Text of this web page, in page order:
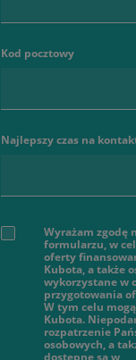
Kod pocztowy
Najlepszy czas na
Wyrażam zgodę
formularzu, w
oferty
Kubota, a także
wykorzystane w
przygotowania
W tym celu
Kubota.
rozpatrzenie
osobowych, a